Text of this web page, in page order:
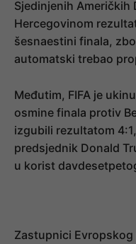
Sjedinjenih Američkih
Hercegovinom
šesnaestini finala,
automatski trebao
Međutim, FIFA je
osmine finala protiv
izgubili rezultatom
predsjednik Donald
u korist
Zastupnici Evropskog